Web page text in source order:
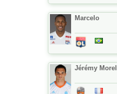
Marcelo
Jérémy Morel